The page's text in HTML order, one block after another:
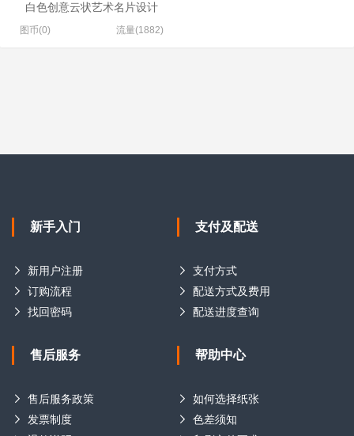
白色创意云状艺术名片设计
图币(0) 流量(1882)
新手入门
新用户注册
订购流程
找回密码
支付及配送
支付方式
配送方式及费用
配送进度查询
售后服务
售后服务政策
发票制度
帮助中心
如何选择纸张
色差须知